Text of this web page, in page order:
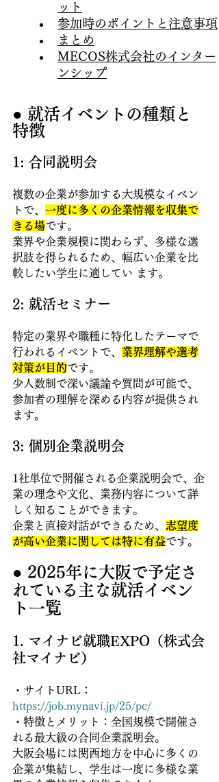
ット
参加時のポイントと注意事項
まとめ
MECOS株式会社のインター
ンシップ
● 就活イベントの種類と
特徴
1: 合同説明会
複数の企業が参加する大規模なイベン
トで、 一度に多くの企業情報を収集で
きる場です。
業界や企業規模に関わらず、多様な選
択肢を得られるため、幅広い企業を比
較したい学生に適してい ます。
2: 就活セミナー
特定の業界や職種に特化したテーマで
行われるイベントで、 業界理解や選考
対策が目的です。
少人数制で深い議論や質問が可能で、
参加者の理解を深める内容が提供され
ます。
3: 個別企業説明会
1社単位で開催される企業説明会で、企
業の理念や文化、業務内容について詳
しく知ることができます。
企業と直接対話ができるため、 志望度
が高い企業に関しては特に有益です。
● 2025年に大阪で予定さ
れている主な就活イベン
ト一覧
1. マイナビ就職EXPO（株式会
社マイナビ）
・サイトURL：
https://job.mynavi.jp/25/pc/
・特徴とメリット：全国規模で開催さ
れる最大級の合同企業説明会。
大阪会場には関西地方を中心に多くの
企業が集結し、学生は一度に多様な業